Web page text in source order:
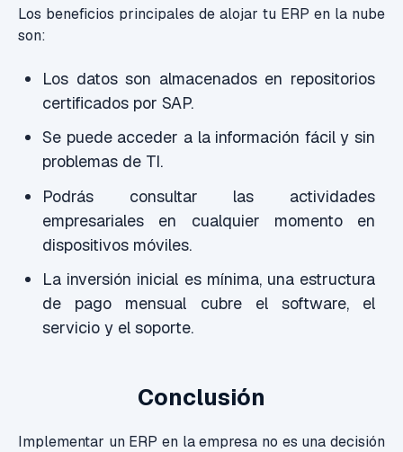
Los beneficios principales de alojar tu ERP en la nube
son:
Los datosson almacenados en repositorios
certificados por SAP.
Se puede acceder a la información fácil y sin
problemas de TI.
Podrás consultar las actividades
empresariales en cualquier momento en
dispositivos móviles.
La inversión inicial es mínima, una estructura
de pago mensual cubre el software, el
servicio y el soporte.
Conclusión
Implementar un ERP en la empresa no es una decisión